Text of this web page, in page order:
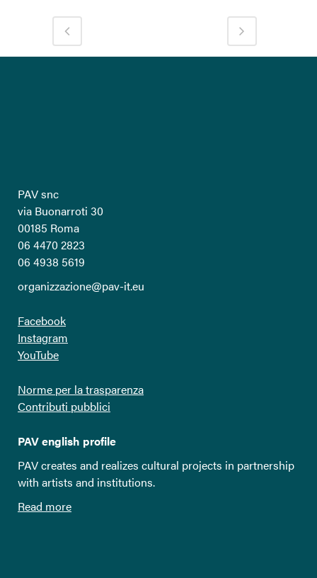
PAV snc
via Buonarroti 30
00185 Roma
06 4470 2823
06 4938 5619
organizzazione@pav-it.eu
Facebook
Instagram
YouTube
Norme per la trasparenza
Contributi pubblici
PAV english profile
PAV creates and realizes cultural projects in partnership
with artists and institutions.
Read more